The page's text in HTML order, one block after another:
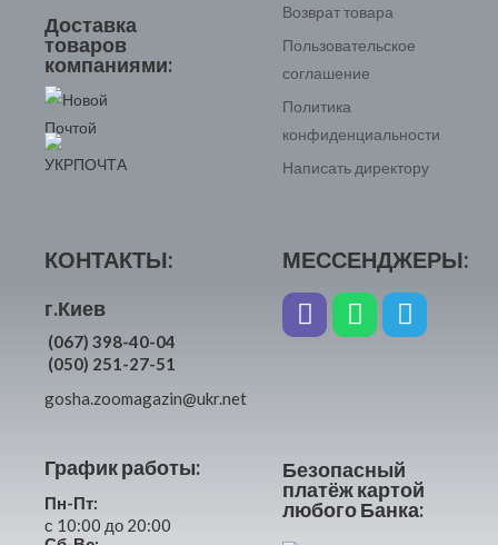
Доставка
товаров
компаниями:
Возврат товара
Пользовательское
соглашение
Политика
конфиденциальности
Написать директору
КОНТАКТЫ:
г.Киев
(067) 398-40-04
(050) 251-27-51
gosha.zoomagazin@ukr.net
График работы:
Пн-Пт:
с 10:00 до 20:00
МЕССЕНДЖЕРЫ:
Безопасный
платёж картой
любого Банка: